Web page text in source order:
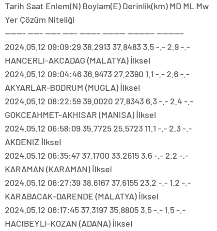
Tarih Saat Enlem(N) Boylam(E) Derinlik(km) MD ML Mw
Yer Çözüm Niteliği
———- ——– ——– ——- ———- ———— ————– ————–
2024.05.12 09:09:29 38.2913 37.8483 3.5 -.- 2.9 -.-
HANCERLI-AKCADAG (MALATYA) İlksel
2024.05.12 09:04:46 36.9473 27.2390 1.1 -.- 2.6 -.-
AKYARLAR-BODRUM (MUGLA) İlksel
2024.05.12 08:22:59 39.0020 27.8343 6.3 -.- 2.4 -.-
GOKCEAHMET-AKHISAR (MANISA) İlksel
2024.05.12 06:58:09 35.7725 25.5723 11.1 -.- 2.3 -.-
AKDENIZ İlksel
2024.05.12 06:35:47 37.1700 33.2615 3.6 -.- 2.2 -.-
KARAMAN (KARAMAN) İlksel
2024.05.12 06:27:39 38.6167 37.6155 23.2 -.- 1.2 -.-
KARABACAK-DARENDE (MALATYA) İlksel
2024.05.12 06:17:45 37.3197 35.8805 3.5 -.- 1.5 -.-
HACIBEYLI-KOZAN (ADANA) İlksel